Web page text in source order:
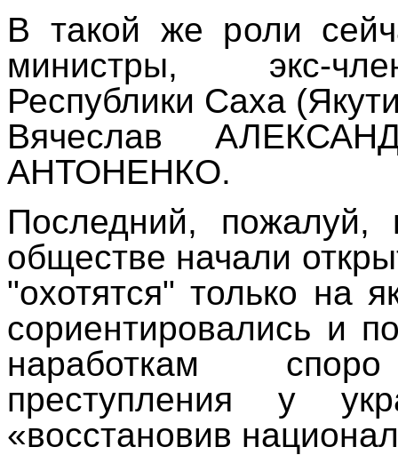
В такой же роли
министры, экс-
Республики Саха
Вячеслав
АНТОНЕНКО.
Последний, пожалуй,
обществе начали
"охотятся" только на
сориентировались и
наработкам
преступления у
«восстановив